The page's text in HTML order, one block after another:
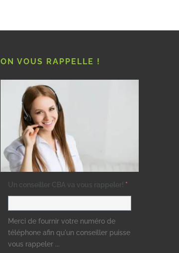
ON VOUS RAPPELLE !
Un conseiller CBA va vous rappeler! *
Merci de fournir votre numéro de
téléphone afin qu'un conseiller puisse
vous rappeler ...